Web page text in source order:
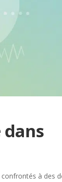
dans
confrontés à des